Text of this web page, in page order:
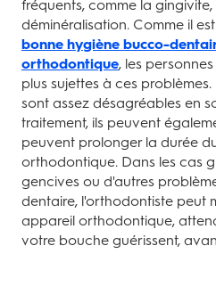
fréquents, comme la
déminéralisation. Comme il
bonne hygiène bucco-
orthodontique, les
plus sujettes à ces
sont assez désagréables en
traitement, ils peuvent
peuvent prolonger la durée
orthodontique. Dans les cas
gencives ou d'autres
dentaire, l'orthodontiste peut
appareil orthodontique,
votre bouche guérissent,